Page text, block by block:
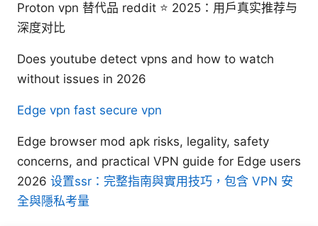
Proton vpn 替代品 reddit ⭐ 2025：用户真实推荐与
深度对比
Does youtube detect vpns and how to watch
without issues in 2026
Edge vpn fast secure vpn
Edge browser mod apk risks, legality, safety
concerns, and practical VPN guide for Edge users
2026 设置ssr：完整指南與實用技巧，包含 VPN 安
全與隱私考量